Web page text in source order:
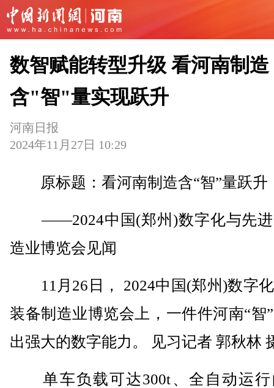
数智赋能转型升级 看河南制造
含"智"量实现跃升
河南日报
2024年11月27日 10:29
原标题：看河南制造含“智”量跃升
——2024中国(郑州)数字化与先进
造业博览会见闻
11月26日， 2024中国(郑州)数字
装备制造业博览会上，一件件河南“智
出强大的数字能力。 见习记者 郭秋林
单车负载可达300t、全自动运行